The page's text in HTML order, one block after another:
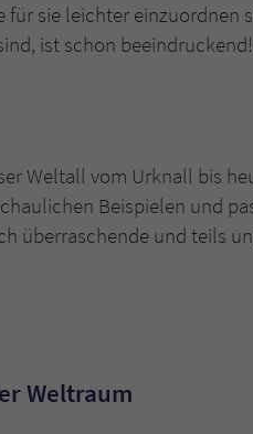
sie leichter einzuordnen
ist schon beeindruckend!
Weltall vom Urknall bis
Beispielen und
überraschende und teils
Weltraum